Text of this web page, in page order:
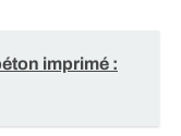
imprimé :